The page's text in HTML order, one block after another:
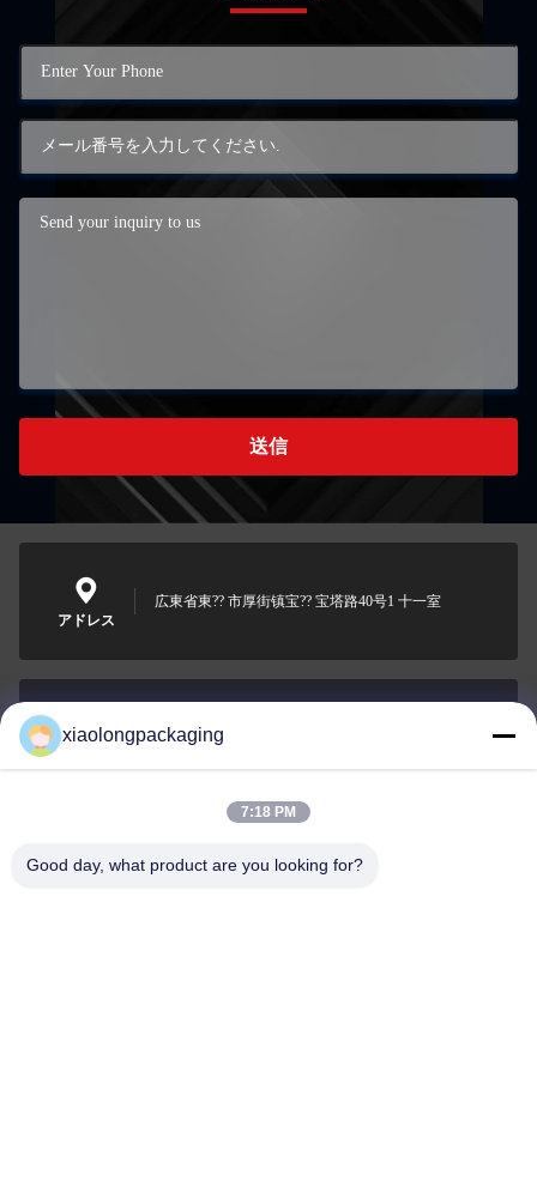
送信
アドレス
広東省東?? 市厚街镇宝?? 宝塔路40号1 十一室
Tina@xiaolongpackaging.com
0086-15322891631
xiaolongpackaging
7:18 PM
Good day, what product are you looking for?